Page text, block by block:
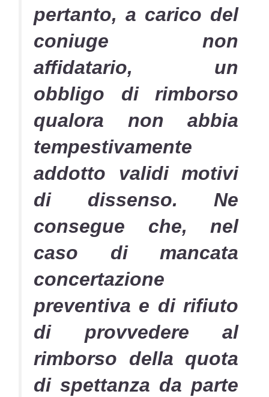
pertanto, a carico del
coniuge non
affidatario, un
obbligo di rimborso
qualora non abbia
tempestivamente
addotto validi motivi
di dissenso. Ne
consegue che, nel
caso di mancata
concertazione
preventiva e di rifiuto
di provvedere al
rimborso della quota
di spettanza da parte